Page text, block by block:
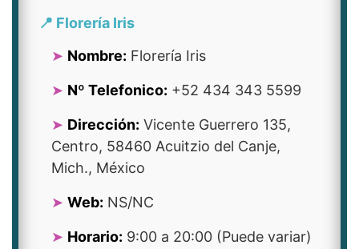
📍 Florería Iris
Nombre: Florería Iris
Nº Telefonico: +52 434 343 5599
Dirección: Vicente Guerrero 135,
Centro, 58460 Acuitzio del Canje,
Mich., México
Web: NS/NC
Horario: 9:00 a 20:00 (Puede variar)